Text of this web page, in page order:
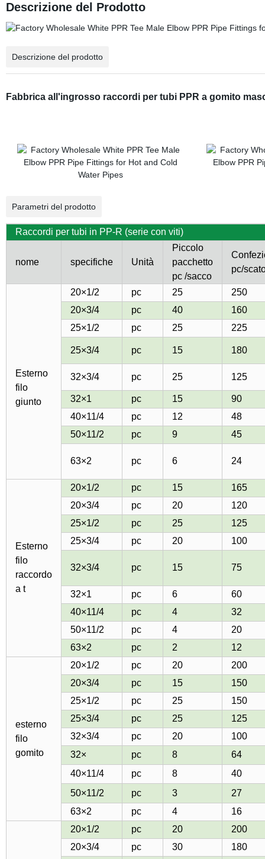
Descrizione del Prodotto
Descrizione del prodotto
Fabbrica all'ingrosso raccordi per tubi PPR a gomito
Parametri del prodotto
Raccordi per tubi in PP-R (serie con viti)
nome specifiche Unità
Piccolo
pacchetto
pc /sacco
pc/
Esterno
filo
giunto
20×1/2 pc 25
250
20×3/4
pc 40
160
25×1/2
pc 25 225
25×3/4 pc 15 180
32×3/4 pc 25 125
32×1 pc 15
90
40×11/4
pc 12
48
50×11/2
pc 9 45
63×2 pc 6 24
Esterno
filo
raccordo
a t
20×1/2 pc 15
165
20×3/4
pc 20
120
25×1/2
pc 25
125
25×3/4
pc 20 100
32×3/4 pc 15 75
32×1 pc 6
60
40×11/4
pc 4
32
50×11/2
pc 4
20
63×2
pc 2 12
esterno
filo
gomito
20×1/2 pc 20
200
20×3/4
pc 15
150
25×1/2
pc 25
150
25×3/4
pc 25
125
32×3/4
pc 20
100
32×
pc 8
64
40×11/4
pc 8
40
50×11/2
pc 3
27
63×2
pc 4
16
20×1/2
pc 20
200
20×3/4
pc 30 180